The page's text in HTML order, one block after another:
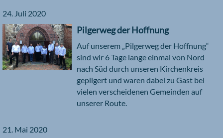
24. Juli 2020
Pilgerweg der Hoffnung
Auf unserem „Pilgerweg der Hoffnung“
sind wir 6 Tage lange einmal von Nord
nach Süd durch unseren Kirchenkreis
gepilgert und waren dabei zu Gast bei
vielen verscheidenen Gemeinden auf
unserer Route.
21. Mai 2020